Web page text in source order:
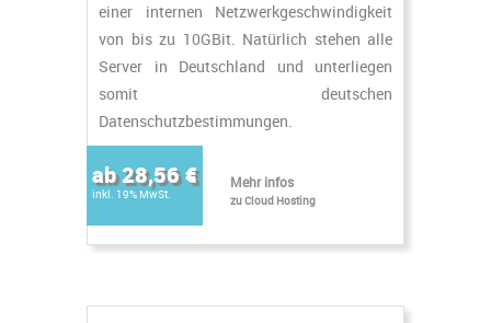
einer internen Netzwerkgeschwindigkeit
von bis zu 10GBit. Natürlich stehen alle
Server in Deutschland und unterliegen
somit deutschen
Datenschutzbestimmungen.
ab 28,56 €
inkl. 19% MwSt.
Mehr infos
zu Cloud Hosting